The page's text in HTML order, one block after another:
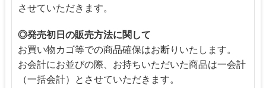
させていただきます。
◎発売初日の販売方法に関して
お買い物カゴ等での商品確保はお断りいたします。
お会計にお並びの際、お持ちいただいた商品は一会計
（一括会計）とさせていただきます。